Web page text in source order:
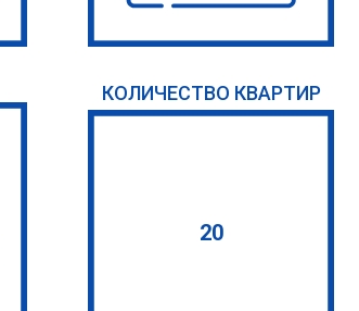
КОЛИЧЕСТВО КВАРТИР
20